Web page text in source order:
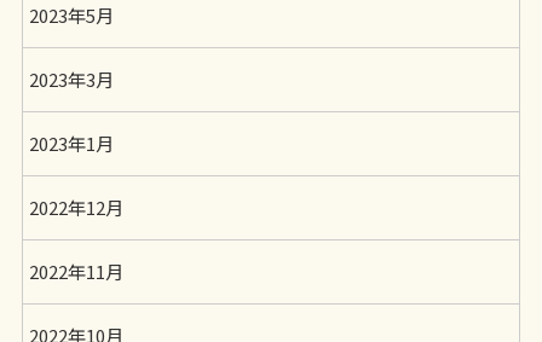
2023年5月
2023年3月
2023年1月
2022年12月
2022年11月
2022年10月